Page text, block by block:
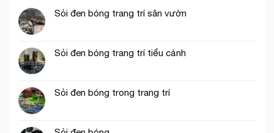
Sỏi đen bóng trang trí sân vườn
Sỏi đen bóng trang trí tiểu cảnh
Sỏi đen bóng trong trang trí